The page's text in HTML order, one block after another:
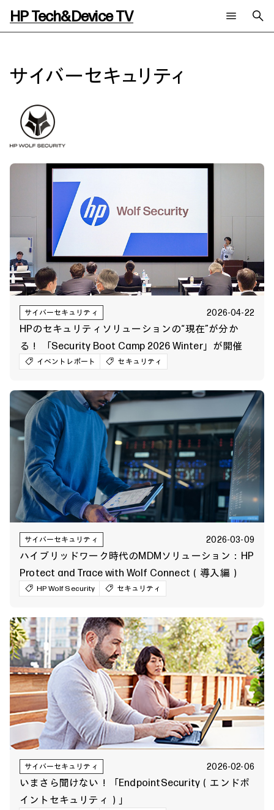
HP Tech&Device TV
全てのコンテンツ
AIの進化と活用事例
製品トレンド & レビュー
サイバーセキュリティ
自治体・公共
ハイブリッドワーク
ワークステーション
Poly
タグ一覧
イベント・セミナー情報
コラム一覧
ご相談
メールニュース会員登録
日本HP 公式Webサイト
サイバーセキュリティ
サイバーセキュリティ 2026-04-22
HPのセキュリティソリューションの“現在”が分か
る！ 「Security Boot Camp 2026 Winter」が開催
イベントレポート セキュリティ
サイバーセキュリティ 2026-03-09
ハイブリッドワーク時代のMDMソリューション：HP
Protect and Trace with Wolf Connect（導入編）
HP Wolf Security セキュリティ
サイバーセキュリティ 2026-02-06
いまさら聞けない！「EndpointSecurity（エンドポ
イントセキュリティ）」